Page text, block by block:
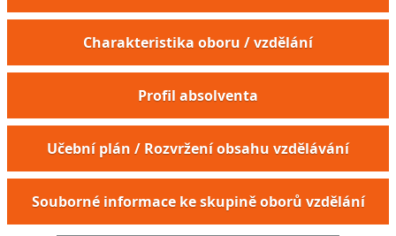
Charakteristika oboru / vzdělání
Profil absolventa
Učební plán / Rozvržení obsahu vzdělávání
Souborné informace ke skupině oborů vzdělání